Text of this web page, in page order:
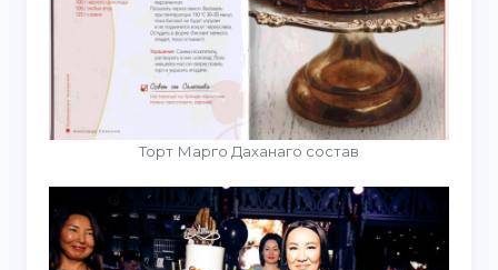
Торт Марго Даханаго состав